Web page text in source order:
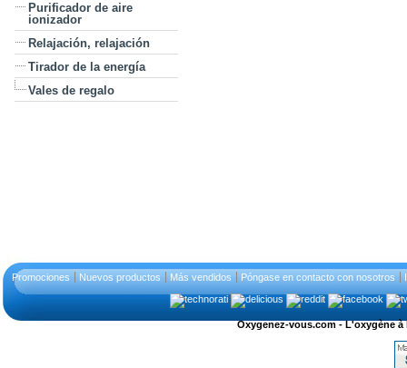
Purificador de aire
ionizador
Relajación, relajación
Tirador de la energía
Vales de regalo
Promociones Nuevos productos Más vendidos Póngase en contacto con nosotros
Oxygenez-vous.com - L'oxygène